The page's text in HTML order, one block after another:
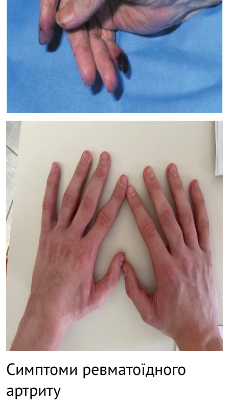
Симптоми ревматоїдного
артриту